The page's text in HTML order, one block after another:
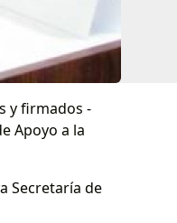
y firmados -
Apoyo a la
Secretaría de